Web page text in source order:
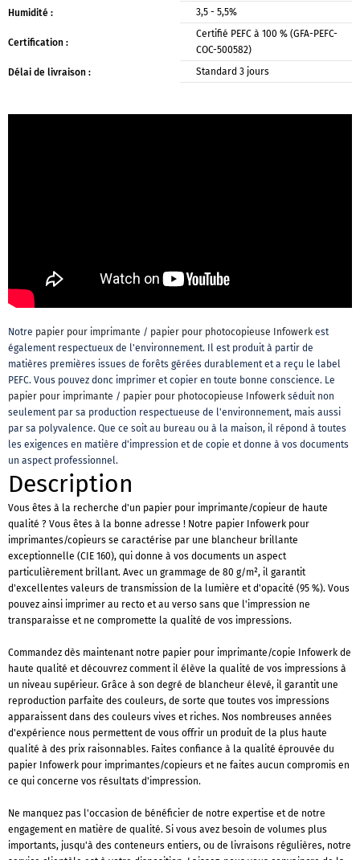
Humidité :
3,5 - 5,5%
Certification :
Certifié PEFC à 100 % (GFA-PEFC-
COC-500582)
Délai de livraison :
Standard 3 jours
Notre papier pour imprimante / papier pour photocopieuse Infowerk est
également respectueux de l'environnement. Il est produit à partir de
matières premières issues de forêts gérées durablement et a reçu le label
PEFC. Vous pouvez donc imprimer et copier en toute bonne conscience. Le
papier pour imprimante / papier pour photocopieuse Infowerk séduit non
seulement par sa production respectueuse de l'environnement, mais aussi
par sa polyvalence. Que ce soit au bureau ou à la maison, il répond à toutes
les exigences en matière d'impression et de copie et donne à vos documents
un aspect professionnel.
Description
Vous êtes à la recherche d'un papier pour imprimante/copieur de haute
qualité ? Vous êtes à la bonne adresse ! Notre papier Infowerk pour
imprimantes/copieurs se caractérise par une blancheur brillante
exceptionnelle (CIE 160), qui donne à vos documents un aspect
particulièrement brillant. Avec un grammage de 80 g/m², il garantit
d'excellentes valeurs de transmission de la lumière et d'opacité (95 %). Vous
pouvez ainsi imprimer au recto et au verso sans que l'impression ne
transparaisse et ne compromette la qualité de vos impressions.
Commandez dès maintenant notre papier pour imprimante/copie Infowerk de
haute qualité et découvrez comment il élève la qualité de vos impressions à
un niveau supérieur. Grâce à son degré de blancheur élevé, il garantit une
reproduction parfaite des couleurs, de sorte que toutes vos impressions
apparaissent dans des couleurs vives et riches. Nos nombreuses années
d'expérience nous permettent de vous offrir un produit de la plus haute
qualité à des prix raisonnables. Faites confiance à la qualité éprouvée du
papier Infowerk pour imprimantes/copieurs et ne faites aucun compromis en
ce qui concerne vos résultats d'impression.
Ne manquez pas l'occasion de bénéficier de notre expertise et de notre
engagement en matière de qualité. Si vous avez besoin de volumes plus
importants, jusqu'à des conteneurs entiers, ou de livraisons régulières, notre